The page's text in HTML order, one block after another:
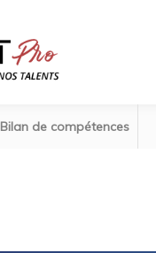
Bilan de compétences